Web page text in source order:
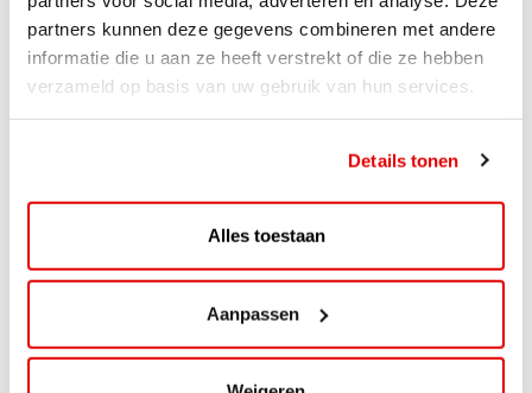
partners kunnen deze gegevens combineren met andere
informatie die u aan ze heeft verstrekt of die ze hebben
verzameld op basis van uw gebruik van hun services.
Details tonen
Alles toestaan
Aanpassen
ViaAVIA Super Deal: 20% korting bij
ViaLuxury Hotels
ViaAVIA Super Deal: €25 korting bij ViaLuxury Hotels
Toe aan een ontspannen nachtje...